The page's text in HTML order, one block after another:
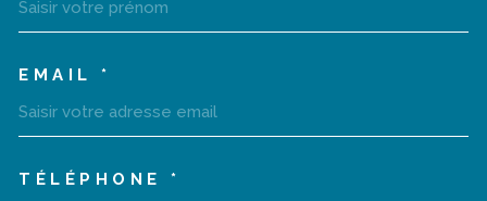
EMAIL *
TÉLÉPHONE *